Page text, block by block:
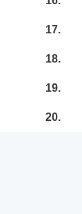
17.
18.
19.
20.